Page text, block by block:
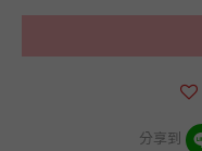
分享到